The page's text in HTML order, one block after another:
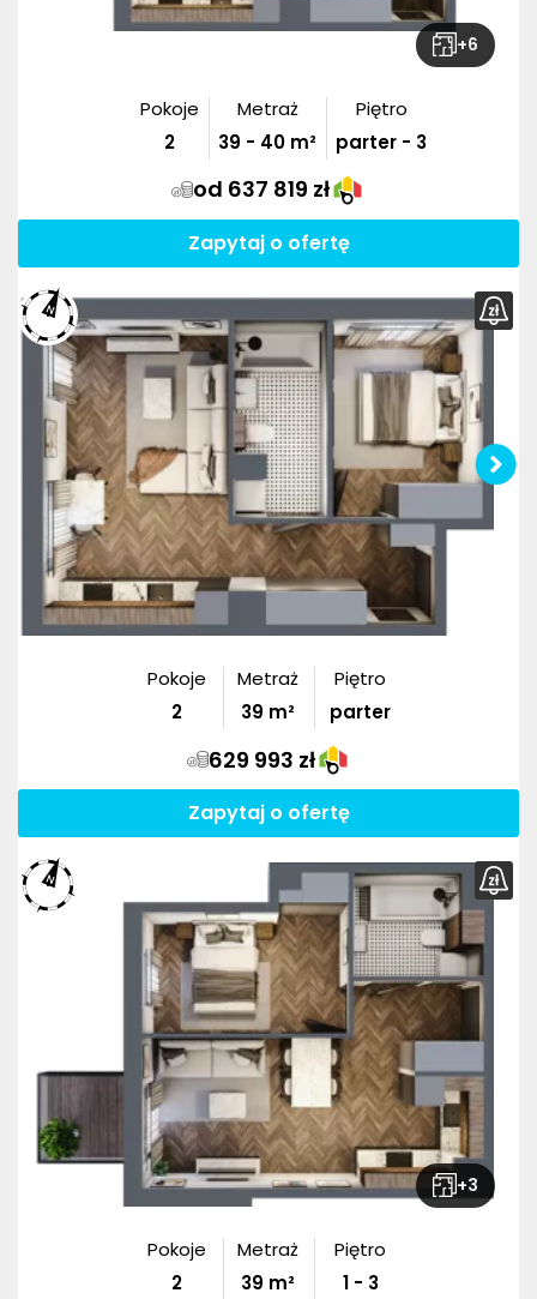
+6
Pokoje
2
Metraż
39 - 40 m²
Piętro
parter - 3
od 637 819 zł
Zapytaj o ofertę
Pokoje
2
Metraż
39 m²
Piętro
parter
629 993 zł
Zapytaj o ofertę
+3
Pokoje
2
Metraż
39 m²
Piętro
1 - 3